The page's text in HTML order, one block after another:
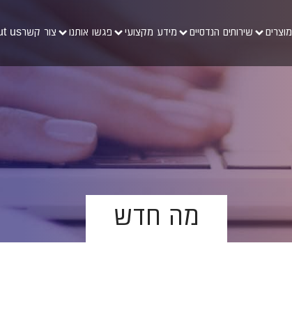
מוצרים שירותים הנדסיים מידע מקצועי פגשו אותנו צור קשרus
מה חדש